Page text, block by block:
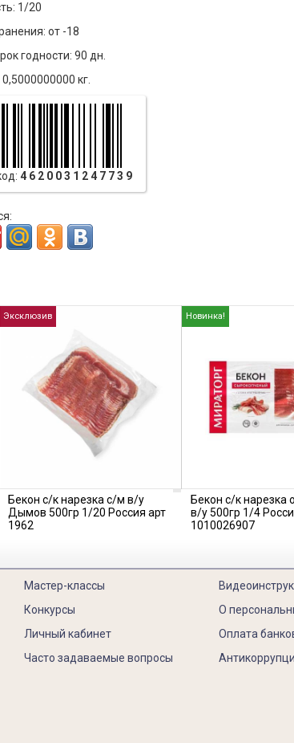
1/20
от -18
годности: 90 дн.
кг.
4620031247739
Эксклюзив
Бекон с/к нарезка с/м в/у
Дымов 500гр 1/20 Россия арт
1962
Новинка!
Бекон с/к нарезка
в/у 500гр 1/4
1010026907
Мастер-классы
Конкурсы
Личный кабинет
Часто задаваемые вопросы
О
Оплата